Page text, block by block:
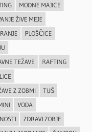
MODNE MAJICE
ŽIVE MEJE
PLOŠČICE
TEŽAVE
RAFTING
Z ZOBMI
TUŠ
VODA
ZDRAVI ZOBJE